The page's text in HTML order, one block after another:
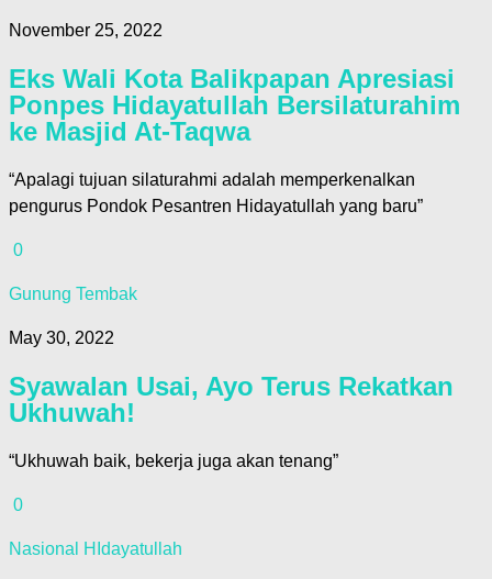
November 25, 2022
Eks Wali Kota Balikpapan Apresiasi
Ponpes Hidayatullah Bersilaturahim
ke Masjid At-Taqwa
“Apalagi tujuan silaturahmi adalah memperkenalkan
pengurus Pondok Pesantren Hidayatullah yang baru”
0
Gunung Tembak
May 30, 2022
Syawalan Usai, Ayo Terus Rekatkan
Ukhuwah!
“Ukhuwah baik, bekerja juga akan tenang”
0
Nasional HIdayatullah